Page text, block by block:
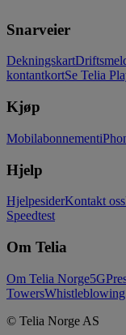
Snarveier
Dekningskart
kontantkortSe Telia
Kjøp
Mobilabonnement
Hjelp
HjelpesiderKontakt oss
Speedtest
Om Telia
Om Telia Norge5G
Towers
© Telia Norge AS